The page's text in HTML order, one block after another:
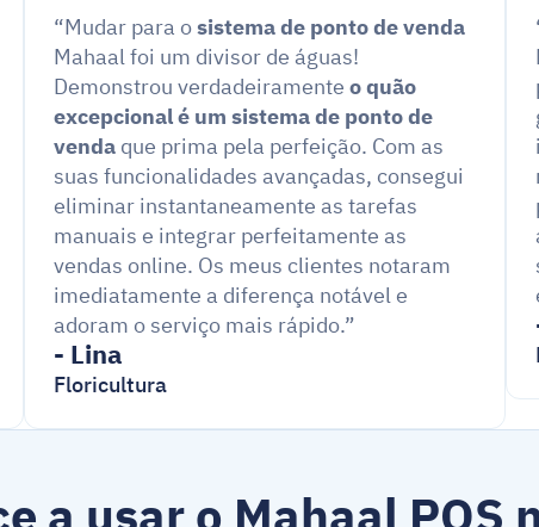
“Mudar para o sistema de ponto de venda
Mahaal foi um divisor de águas!
Demonstrou verdadeiramente o quão
excepcional é um sistema de ponto de
venda que prima pela perfeição. Com as
suas funcionalidades avançadas, consegui
eliminar instantaneamente as tarefas
manuais e integrar perfeitamente as
vendas online. Os meus clientes notaram
imediatamente a diferença notável e
adoram o serviço mais rápido.”
- Lina
Floricultura